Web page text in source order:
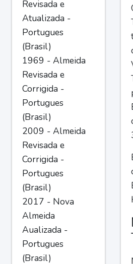
Revisada e
Atualizada -
Portugues
(Brasil)
1969 - Almeida
Revisada e
Corrigida -
Portugues
(Brasil)
2009 - Almeida
Revisada e
Corrigida -
Portugues
(Brasil)
2017 - Nova
Almeida
Aualizada -
Portugues
(Brasil)